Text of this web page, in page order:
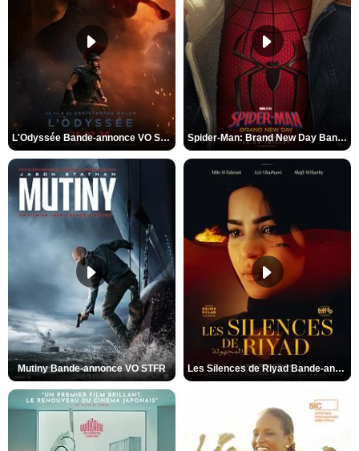
L'Odyssée Bande-annonce VO STFR Spider-Man: Brand New Day Bande-annonce VO STFR
Mutiny Bande-annonce VO STFR Les Silences de Riyad Bande-annonce VO STFR